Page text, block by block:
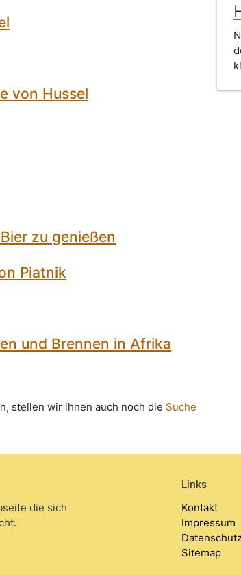
von Hussel
zu genießen
Piatnik
und Brennen in Afrika
stellen wir ihnen auch noch die Suche
die sich
Links
Kontakt
Impressum
Sitemap